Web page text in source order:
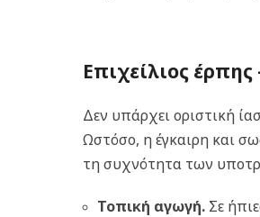
Επιχείλιος
Δεν υπάρχει οριστική
Ωστόσο, η έγκαιρη και
τη συχνότητα των
Τοπική αγωγή. Σε